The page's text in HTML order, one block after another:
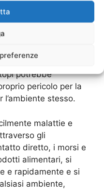
e gallerie impossibili
una ricerca.
dove viene
produzione di
potrebbe
pericolo per la
l’ambiente stesso.
malattie e
gli
diretto, i morsi e
alimentari, si
e rapidamente e si
ambiente,